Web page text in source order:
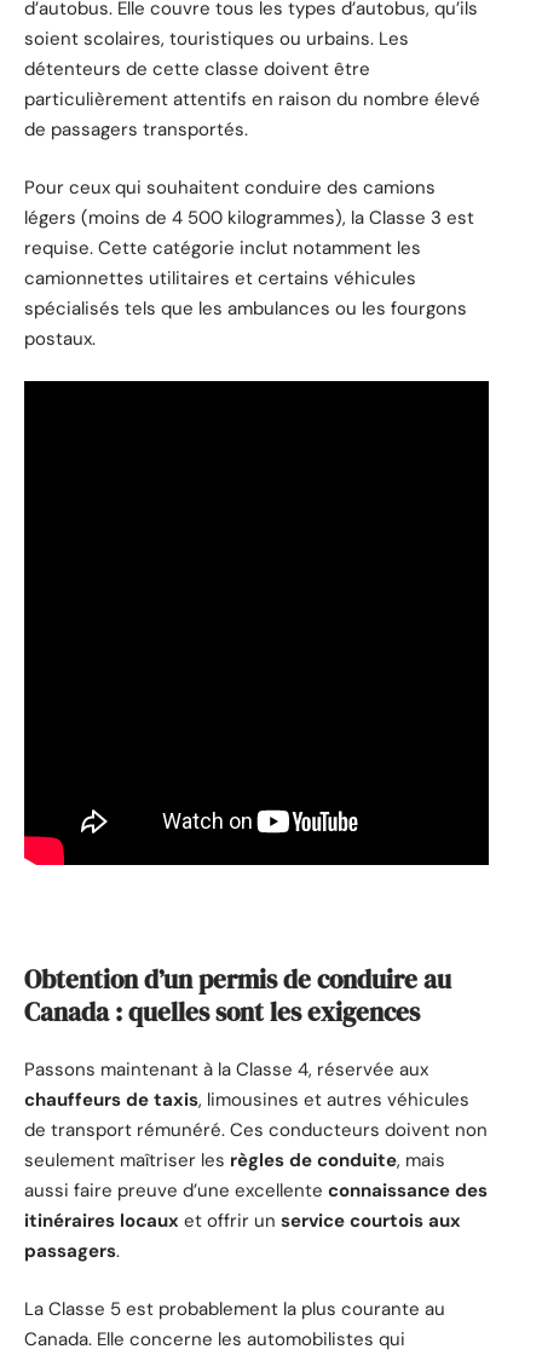
d’autobus. Elle couvre tous les types d’autobus, qu’ils
soient scolaires, touristiques ou urbains. Les
détenteurs de cette classe doivent être
particulièrement attentifs en raison du nombre élevé
de passagers transportés.
Pour ceux qui souhaitent conduire des camions
légers (moins de 4 500 kilogrammes), la Classe 3 est
requise. Cette catégorie inclut notamment les
camionnettes utilitaires et certains véhicules
spécialisés tels que les ambulances ou les fourgons
postaux.
Obtention d’un permis de conduire au
Canada : quelles sont les exigences
Passons maintenant à la Classe 4, réservée aux
chauffeurs de taxis, limousines et autres véhicules
de transport rémunéré. Ces conducteurs doivent non
seulement maîtriser les règles de conduite, mais
aussi faire preuve d’une excellente connaissance des
itinéraires locaux et offrir un service courtois aux
passagers.
La Classe 5 est probablement la plus courante au
Canada. Elle concerne les automobilistes qui